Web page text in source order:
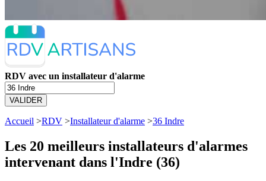
RDV avec un installateur d'alarme
VALIDER
Accueil >RDV >Installateur d'alarme >36 Indre
Les 20 meilleurs installateurs d'alarmes
intervenant dans l'Indre (36)